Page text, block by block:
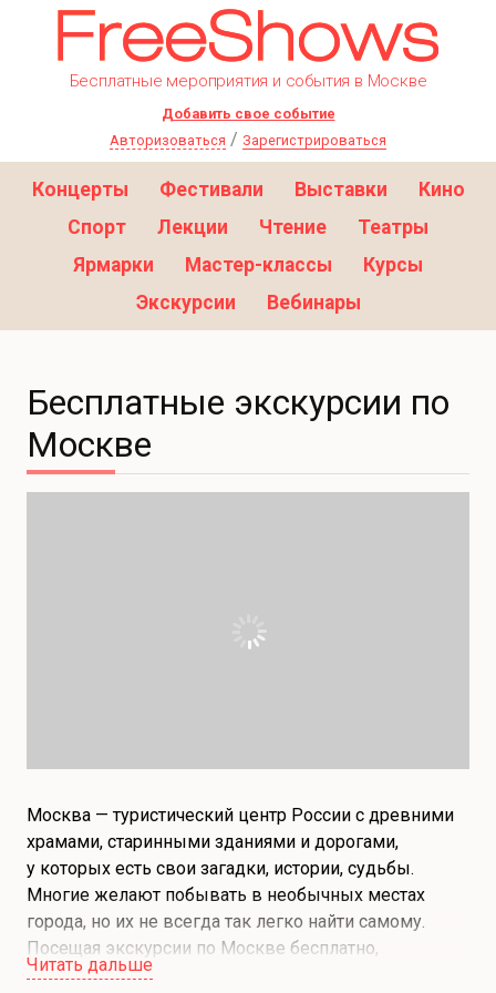
Бесплатные мероприятия и события в Москве
Добавить свое событие
Авторизоваться / Зарегистрироваться
Концерты Фестивали Выставки
Кино
Спорт
Лекции Чтение
Театры
Ярмарки
Мастер-классы
Курсы
Экскурсии
Вебинары
Бесплатные экскурсии по
Москве
Москва — туристический центр России с древними
храмами, старинными зданиями и дорогами,
у которых есть свои загадки, истории, судьбы.
Многие желают побывать в необычных местах
города, но их не всегда так легко найти самому.
Посещая экскурсии по Москве бесплатно,
вы не только сэкономите деньги, но и лучше
Читать дальше